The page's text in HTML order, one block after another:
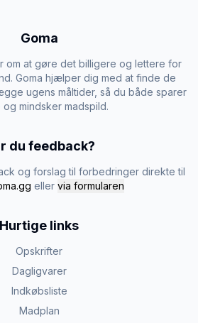
Goma
om at gøre det billigere og lettere for
Goma hjælper dig med at finde de
ugens måltider, så du både sparer
mindsker madspild.
du feedback?
og forslag til forbedringer direkte til
eller via formularen
Hurtige links
Opskrifter
Dagligvarer
Indkøbsliste
Madplan